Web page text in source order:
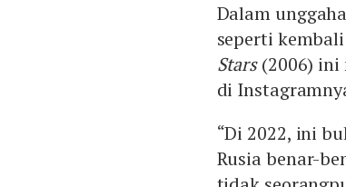
Dalam
seperti
Stars(2006)
di
“Di 2022, ini
Rusia benar-